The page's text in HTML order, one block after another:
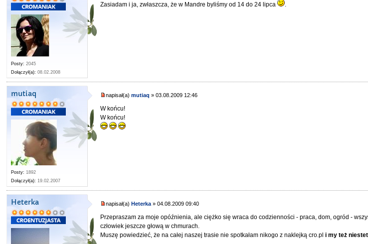
Posty: 2045
Dołączył(a): 08.02.2008
Zasiadam i ja, zwłaszcza, że w Mandre byliśmy od 14 do 24 lipca .
mutiaq
Posty: 1892
Dołączył(a): 19.02.2007
napisał(a)mutiaq » 03.08.2009 12:46
W końcu!
W końcu!
Heterka napisał(a) Heterka» 04.08.2009 09:40
Przepraszam za moje opóźnienia, ale ciężko się wraca do codzienności - praca, dom, ogród -
człowiek jeszcze głową w chmurach.
Muszę powiedzieć, że na całej naszej trasie nie spotkałam nikogo z naklejką cro.pl i my też